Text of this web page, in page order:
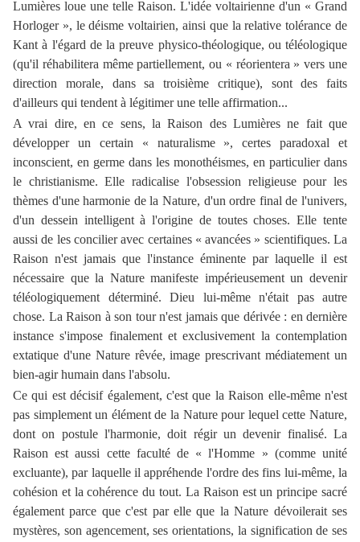
Lumières loue une telle Raison. L'idée voltairienne d'un « Grand
Horloger », le déisme voltairien, ainsi que la relative tolérance de
Kant à l'égard de la preuve physico-théologique, ou téléologique
(qu'il réhabilitera même partiellement, ou « réorientera » vers une
direction morale, dans sa troisième critique), sont des faits
d'ailleurs qui tendent à légitimer une telle affirmation...
A vrai dire, en ce sens, la Raison des Lumières ne fait que
développer un certain « naturalisme », certes paradoxal et
inconscient, en germe dans les monothéismes, en particulier dans
le christianisme. Elle radicalise l'obsession religieuse pour les
thèmes d'une harmonie de la Nature, d'un ordre final de l'univers,
d'un dessein intelligent à l'origine de toutes choses. Elle tente
aussi de les concilier avec certaines « avancées » scientifiques. La
Raison n'est jamais que l'instance éminente par laquelle il est
nécessaire que la Nature manifeste impérieusement un devenir
téléologiquement déterminé. Dieu lui-même n'était pas autre
chose. La Raison à son tour n'est jamais que dérivée : en dernière
instance s'impose finalement et exclusivement la contemplation
extatique d'une Nature rêvée, image prescrivant médiatement un
bien-agir humain dans l'absolu.
Ce qui est décisif également, c'est que la Raison elle-même n'est
pas simplement un élément de la Nature pour lequel cette Nature,
dont on postule l'harmonie, doit régir un devenir finalisé. La
Raison est aussi cette faculté de « l'Homme » (comme unité
excluante), par laquelle il appréhende l'ordre des fins lui-même, la
cohésion et la cohérence du tout. La Raison est un principe sacré
également parce que c'est par elle que la Nature dévoilerait ses
mystères, son agencement, ses orientations, la signification de ses